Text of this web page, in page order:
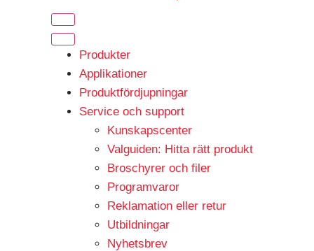
Produkter
Applikationer
Produktfördjupningar
Service och support
Kunskapscenter
Valguiden: Hitta rätt produkt
Broschyrer och filer
Programvaror
Reklamation eller retur
Utbildningar
Nyhetsbrev